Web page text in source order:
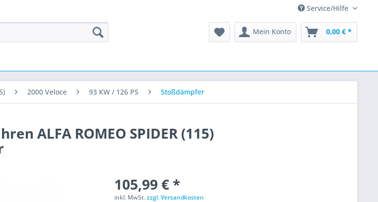
Service/Hilfe
Mein Konto 0,00 € *
2000 Veloce 93 KW / 126 PS Stoßdämpfer
ALFA ROMEO SPIDER (115)
105,99 € *
inkl. MwSt.zzgl. Versandkosten